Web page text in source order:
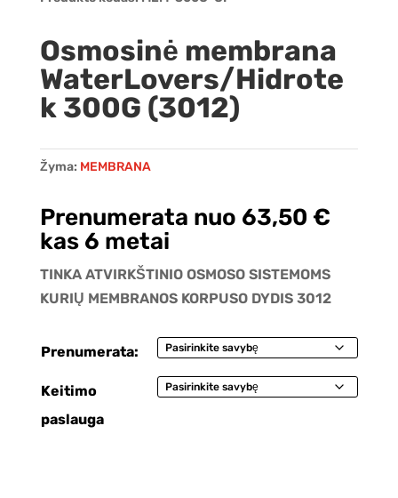
Osmosinė membrana
WaterLovers/Hidrote
k 300G (3012)
Žyma: MEMBRANA
Prenumerata nuo 63,50 €
kas 6 metai
TINKA ATVIRKŠTINIO OSMOSO SISTEMOMS
KURIŲ MEMBRANOS KORPUSO DYDIS 3012
Prenumerata:
Keitimo
paslauga